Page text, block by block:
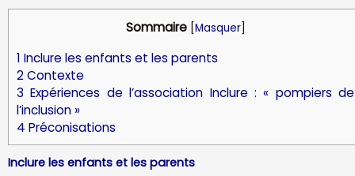
Sommaire [Masquer]
1 Inclure les enfants et les parents
2Contexte
3 Expériences de l’association Inclure : « pompiers de
l’inclusion »
4 Préconisations
Inclure les enfants et les parents